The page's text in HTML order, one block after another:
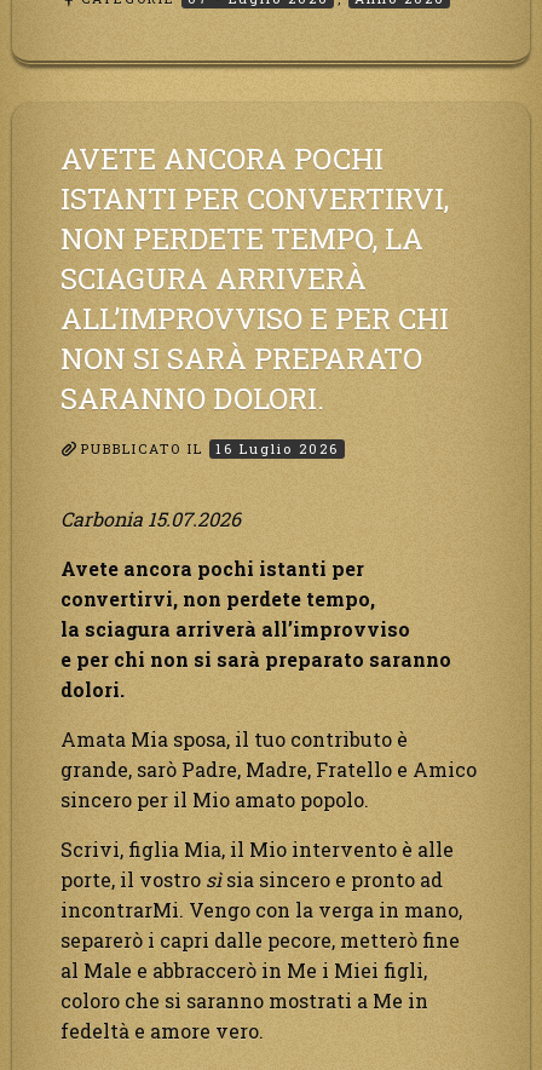
in
generazione
patirà.
Il
black
tarderà
ad
AVETE ANCORA POCHI
ISTANTI PER CONVERTIRVI,
NON PERDETE TEMPO, LA
SCIAGURA ARRIVERÀ
ALL’IMPROVVISO E PER CHI
NON SI SARÀ PREPARATO
SARANNO DOLORI.
PUBBLICATO IL 16 Luglio 2026
Carbonia 15.07.2026
Avete ancora pochi istanti per
convertirvi, non perdete tempo,
la sciagura arriverà all’improvviso
e per chi non si sarà preparato saranno
dolori.
Amata Mia sposa, il tuo contributo è
grande, sarò Padre, Madre, Fratello e Amico
sincero per il Mio amato popolo.
Scrivi, figlia Mia, il Mio intervento è alle
porte, il vostro sìsia sincero e pronto ad
incontrarMi. Vengo con la verga in mano,
separerò i capri dalle pecore, metterò fine
al Male e abbraccerò in Me i Miei figli,
coloro che si saranno mostrati a Me in
fedeltà e amore vero.